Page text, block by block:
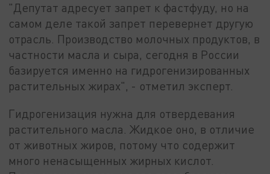
"Депутат адресует запрет к фастфуду, но на
самом деле такой запрет перевернет другую
отрасль. Производство молочных продуктов, в
частности масла и сыра, сегодня в России
базируется именно на гидрогенизированных
растительных жирах", - отметил эксперт.
Гидрогенизация нужна для отвердевания
растительного масла. Жидкое оно, в отличие
от животных жиров, потому что содержит
много ненасыщенных жирных кислот.